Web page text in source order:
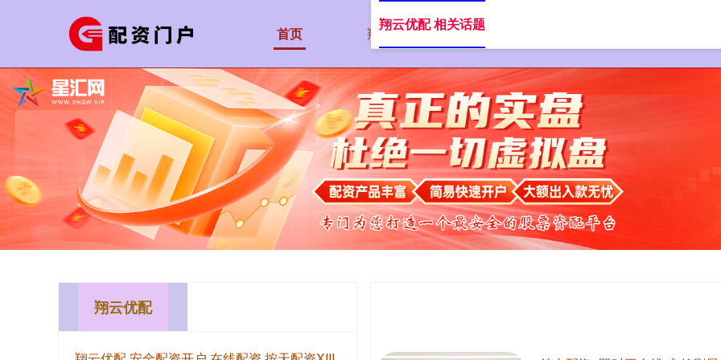
首页 翔云优配 安全配资开户
翔云优配 相关话题
翔云优配